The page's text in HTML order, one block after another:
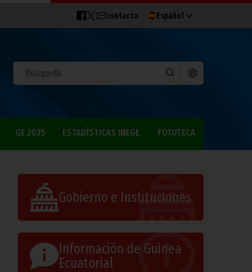
contacto Español
GE 2035 ESTADÍSTICAS INEGE FOTOTECA
Gobierno e Instituciones
Información de Guinea
Ecuatorial